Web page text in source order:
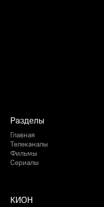
Разделы
Главная
Телеканалы
Фильмы
Сериалы
КИОН